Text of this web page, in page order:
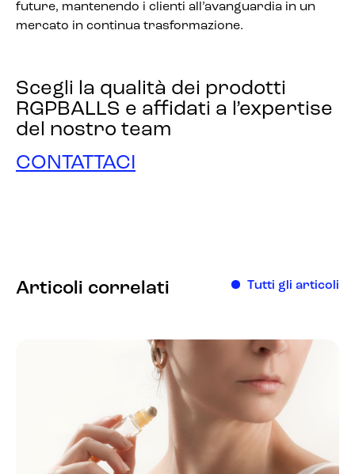
future, mantenendo i clienti all’avanguardia in un
mercato in continua trasformazione.
Scegli la qualità dei prodotti
RGPBALLS e affidati a l’expertise
del nostro team
CONTATTACI
Articoli correlati Tutti gli articoli